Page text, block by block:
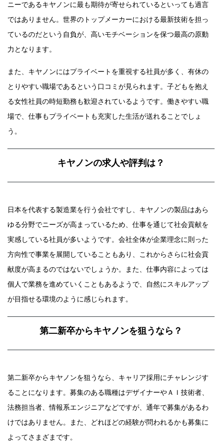
ニーであるキヤノンに最も期待が寄せられているといっても過言
ではありません。世界のトップメーカーにおける最新技術を担っ
ているのだという自負が、高いモチベーションを保つ最高の原動
力となります。
また、キヤノンにはプライベートを重視する社員が多く、有休の
とりやすい職場であるという口コミが見られます。子どもを抱え
る女性社員の時短勤務も歓迎されているようです。働きやすい職
場で、仕事もプライベートも充実した生活が送れることでしょ
う。
キヤノンの求人や評判は？
日本を代表する製造業を行う会社ですし、キヤノンの製品はあら
ゆる分野でニーズが高まっているため、仕事を通じて社会貢献を
実感している社員が多いようです。会社全体が企業理念に則った
方向性で事業を展開していることもあり、これからさらに社会貢
献度が高まるのではないでしょうか。また、仕事内容によっては
個人で業務を進めていくこともあるようで、自然にスキルアップ
が目指せる環境のように感じられます。
第二新卒からキヤノンを狙うなら？
第二新卒からキヤノンを狙うなら、キャリア採用にチャレンジす
ることになります。募集のある職種はデザイナーやＡＩ技術者、
法務担当者、情報系エンジニアなどですが、通年で募集があるわ
けではありません。また、どれほどの経験が問われるかも募集に
よってさまざまです。